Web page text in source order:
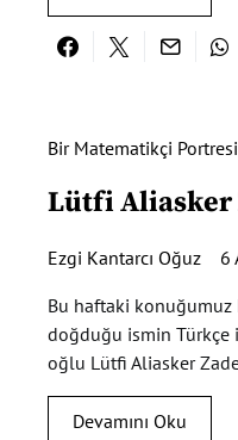
Bir Matematikçi Portresi
Lütfi Aliasker
Ezgi Kantarcı Oğuz
6
Bu haftaki konuğumuz
doğduğu ismin Türkçe
oğlu Lütfi Aliasker
Devamını Oku